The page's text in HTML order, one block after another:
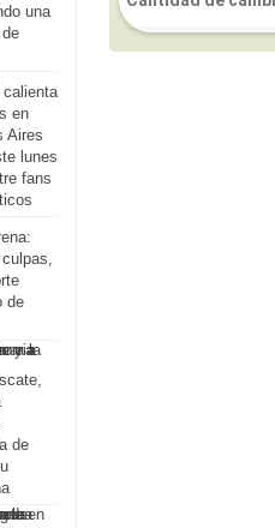
una
calienta
en
Aires
lunes
fans
de
de
Peso Uruguayo